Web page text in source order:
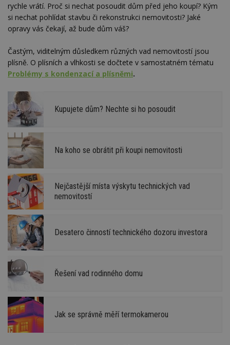
rychle vrátí. Proč si nechat posoudit dům před jeho koupí? Kým
si nechat pohlídat stavbu či rekonstrukci nemovitosti? Jaké
opravy vás čekají, až bude dům váš?
Častým, viditelným důsledkem různých vad nemovitostí jsou
plísně. O plísních a vlhkosti se dočtete v samostatném tématu
Problémy s kondenzací a plísněmi.
Kupujete dům? Nechte si ho posoudit
Na koho se obrátit při koupi nemovitosti
Nejčastější místa výskytu technických vad
nemovitostí
Desatero činností technického dozoru investora
Řešení vad rodinného domu
Jak se správně měří termokamerou